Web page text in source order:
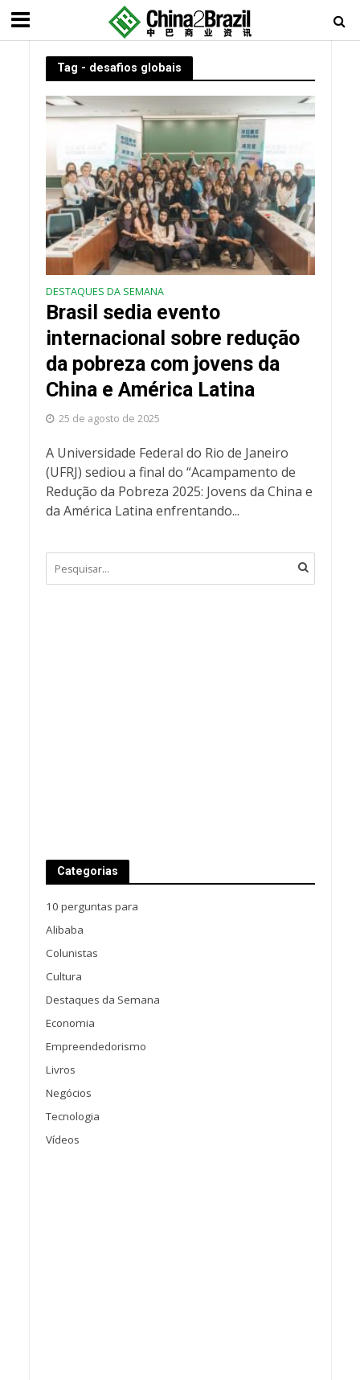
Tag - desafios globais
DESTAQUES DA SEMANA
Brasil sedia evento
internacional sobre redução
da pobreza com jovens da
China e América Latina
25 de agosto de 2025
A Universidade Federal do Rio de Janeiro
(UFRJ) sediou a final do “Acampamento de
Redução da Pobreza 2025: Jovens da China e
da América Latina enfrentando...
Categorias
10 perguntas para
Alibaba
Colunistas
Cultura
Destaques da Semana
Economia
Empreendedorismo
Livros
Negócios
Tecnologia
Vídeos